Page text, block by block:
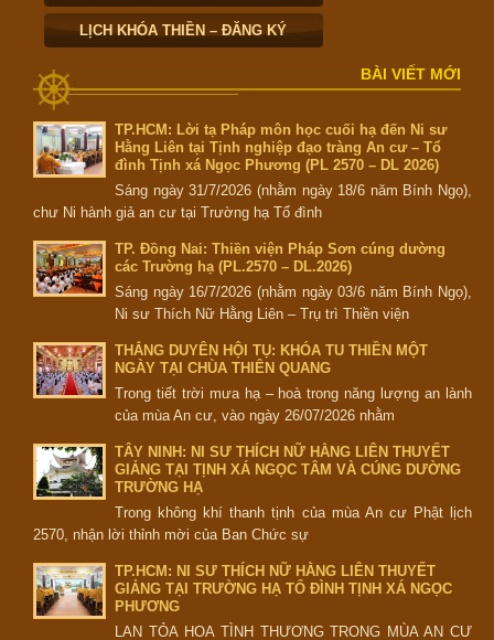
LỊCH KHÓA THIỀN – ĐĂNG KÝ
BÀI VIẾT MỚI
TP.HCM: Lời tạ Pháp môn học cuối hạ đến Ni sư
Hằng Liên tại Tịnh nghiệp đạo tràng An cư – Tổ
đình Tịnh xá Ngọc Phương (PL 2570 – DL 2026)
Sáng ngày 31/7/2026 (nhằm ngày 18/6 năm Bính Ngọ),
chư Ni hành giả an cư tại Trường hạ Tổ đình
TP. Đồng Nai: Thiền viện Pháp Sơn cúng dường
các Trường hạ (PL.2570 – DL.2026)
Sáng ngày 16/7/2026 (nhằm ngày 03/6 năm Bính Ngọ),
Ni sư Thích Nữ Hằng Liên – Trụ trì Thiền viện
THẮNG DUYÊN HỘI TỤ: KHÓA TU THIỀN MỘT
NGÀY TẠI CHÙA THIÊN QUANG
Trong tiết trời mưa hạ – hoà trong năng lượng an lành
của mùa An cư, vào ngày 26/07/2026 nhằm
TÂY NINH: NI SƯ THÍCH NỮ HẰNG LIÊN THUYẾT
GIẢNG TẠI TỊNH XÁ NGỌC TÂM VÀ CÚNG DƯỜNG
TRƯỜNG HẠ
Trong không khí thanh tịnh của mùa An cư Phật lịch
2570, nhận lời thỉnh mời của Ban Chức sự
TP.HCM: NI SƯ THÍCH NỮ HẰNG LIÊN THUYẾT
GIẢNG TẠI TRƯỜNG HẠ TỔ ĐÌNH TỊNH XÁ NGỌC
PHƯƠNG
LAN TỎA HOA TÌNH THƯƠNG TRONG MÙA AN CƯ